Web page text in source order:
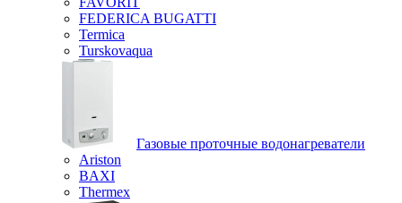
FEDERICA BUGATTI
Termica
Turskovaqua
Газовые проточные водонагреватели
Ariston
BAXI
Thermex